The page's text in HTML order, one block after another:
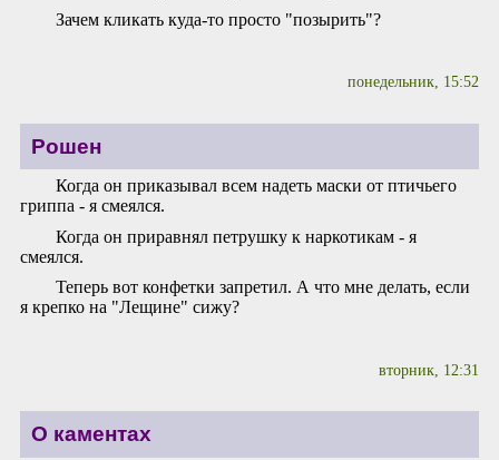
Зачем кликать куда-то просто "позырить"?
понедельник, 15:52
Рошен
Когда он приказывал всем надеть маски от птичьего
гриппа - я смеялся.
Когда он приравнял петрушку к наркотикам - я
смеялся.
Теперь вот конфетки запретил. А что мне делать, если
я крепко на "Лещине" сижу?
вторник, 12:31
О каментах